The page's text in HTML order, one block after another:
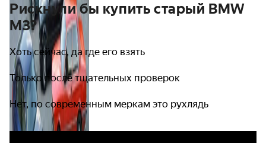
Рискнули бы купить старый BMW
M3?
Хоть сейчас, да где его взять
Только после тщательных проверок
Нет, по современным меркам это рухлядь